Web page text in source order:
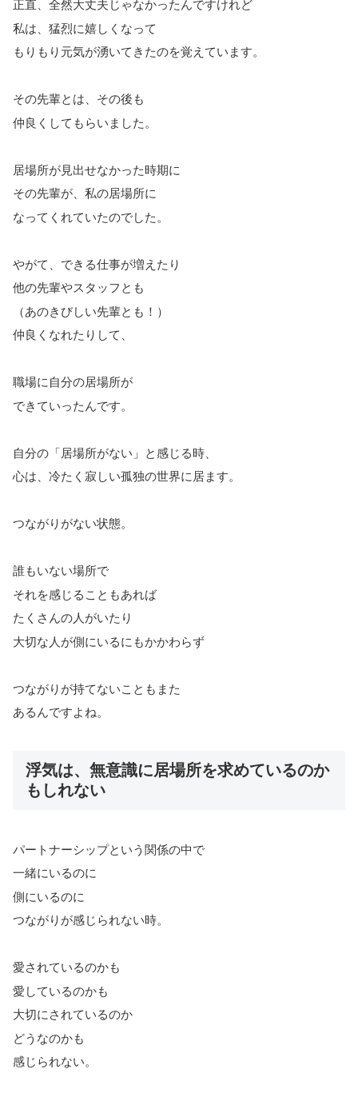
正直、全然大丈夫じゃなかったんですけれど
私は、猛烈に嬉しくなって
もりもり元気が湧いてきたのを覚えています。
その先輩とは、その後も
仲良くしてもらいました。
居場所が見出せなかった時期に
その先輩が、私の居場所に
なってくれていたのでした。
やがて、できる仕事が増えたり
他の先輩やスタッフとも
（あのきびしい先輩とも！）
仲良くなれたりして、
職場に自分の居場所が
できていったんです。
自分の「居場所がない」と感じる時、
心は、冷たく寂しい孤独の世界に居ます。
つながりがない状態。
誰もいない場所で
それを感じることもあれば
たくさんの人がいたり
大切な人が側にいるにもかかわらず
つながりが持てないこともまた
あるんですよね。
浮気は、無意識に居場所を求めているのか
もしれない
パートナーシップという関係の中で
一緒にいるのに
側にいるのに
つながりが感じられない時。
愛されているのかも
愛しているのかも
大切にされているのか
どうなのかも
感じられない。